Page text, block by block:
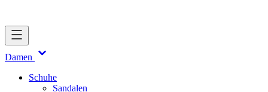
Damen
Schuhe
Sandalen